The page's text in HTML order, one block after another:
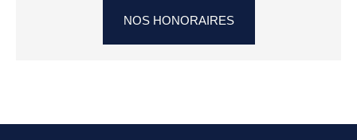
NOS HONORAIRES